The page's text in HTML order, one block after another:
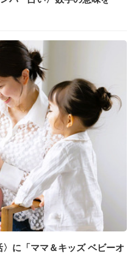
に「ママ＆キッズ ベビーオ